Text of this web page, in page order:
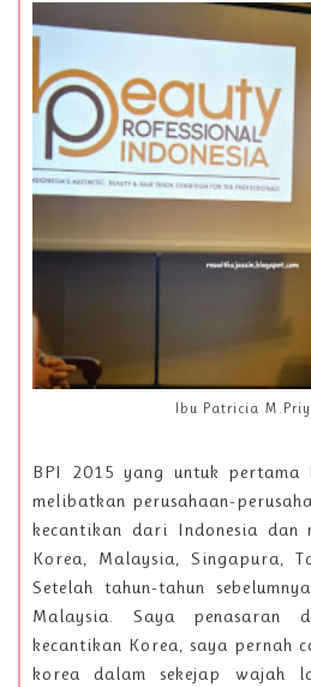
Ibu Patricia
BPI 2015 yang untuk pertama
melibatkan perusahaan-
kecantikan dari Indonesia dan
Korea, Malaysia, Singapura,
Setelah tahun-tahun
Malaysia. Saya penasaran
kecantikan Korea, saya pernah
korea dalam sekejap wajah